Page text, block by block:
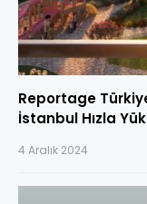
Reportage
İstanbul Hızla
4 Aralık 2024